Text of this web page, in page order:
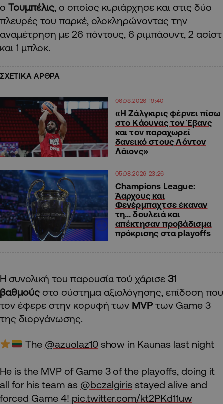
ο Toυμπέλις, ο οποίος κυριάρχησε και στις δύο
πλευρές του παρκέ, ολοκληρώνοντας την
αναμέτρηση με 26 πόντους, 6 ριμπάουντ, 2 ασίστ
και 1 μπλοκ.
ΣΧΕΤΙΚΑ ΑΡΘΡΑ
06.08.2026 19:40
«Η Ζάλγκιρις φέρνει πίσω
στο Κάουνας τον Έβανς
και τον παραχωρεί
δανεικό στους Λόντον
Λάιονς»
05.08.2026 23:26
Champions League:
Άαρχους και
Φενέρμπαχτσε έκαναν
τη… δουλειά και
απέκτησαν προβάδισμα
πρόκρισης στα playoffs
Η συνολική του παρουσία τού χάρισε 31
βαθμούς στο σύστημα αξιολόγησης, επίδοση που
τον έφερε στην κορυφή των MVP των Game 3
της διοργάνωσης.
The @azuolaz10show in Kaunas last night
He is the MVP of Game 3 of the playoffs, doing it
all for his team as @bczalgiris stayed alive and
forced Game 4! pic.twitter.com/kt2PKd11uw